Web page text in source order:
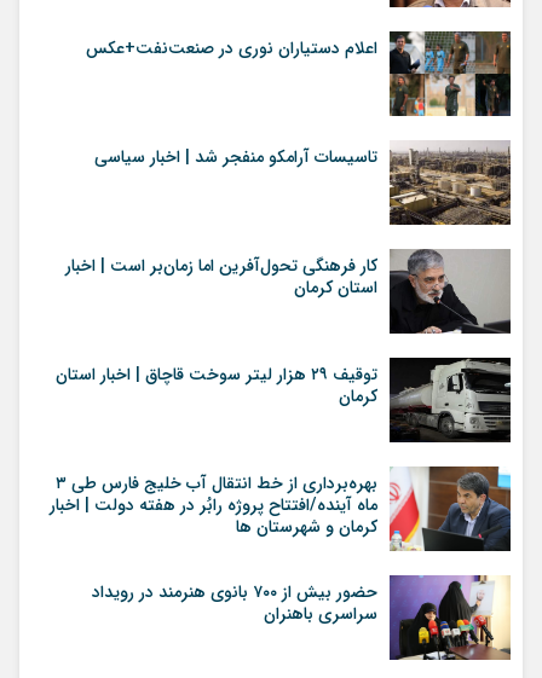
اعلام دستیاران نوری در صنعت‌نفت+عکس
تاسیسات آرامکو منفجر شد | اخبار سیاسی
کار فرهنگی تحول‌آفرین اما زمان‌بر است | اخبار
استان کرمان
توقيف ۲۹ هزار ليتر سوخت قاچاق | اخبار استان
کرمان
بهره‌برداری از خط انتقال آب خلیج فارس طی ۳
ماه آینده/افتتاح پروژه رابُر در هفته دولت | اخبار
کرمان و شهرستان ها
حضور بیش از ۷۰۰ بانوی هنرمند در رویداد
سراسری باهنران